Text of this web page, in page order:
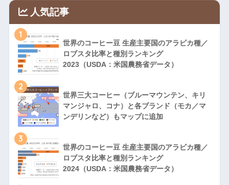
人気記事
1
世界のコーヒー豆 生産主要国のアラビカ種／
ロブスタ比率と種別ランキング
2023（USDA：米国農務省データ）
2
世界三大コーヒー（ブルーマウンテン、キリ
マンジャロ、コナ）と各ブランド（モカ／マ
ンデリンなど）もマップに追加
3
世界のコーヒー豆 生産主要国のアラビカ種／
ロブスタ比率と種別ランキング
2024（USDA：米国農務省データ）